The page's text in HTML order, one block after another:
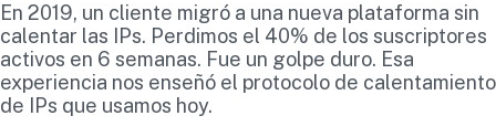
En 2019, un cliente migró a una nueva plataforma sin
calentar las IPs. Perdimos el 40% de los suscriptores
activos en 6 semanas. Fue un golpe duro. Esa
experiencia nos enseñó el protocolo de calentamiento
de IPs que usamos hoy.